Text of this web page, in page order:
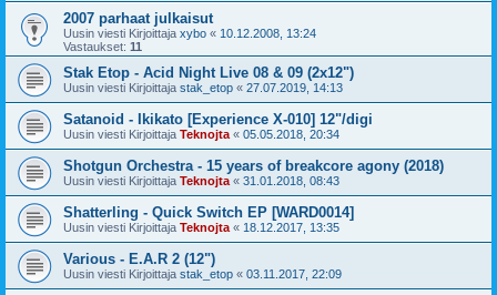
2007 parhaat julkaisut
Uusin viesti Kirjoittaja xybo « 10.12.2008, 13:24
Vastaukset: 11
Stak Etop - Acid Night Live 08 & 09 (2x12")
Uusin viesti Kirjoittaja stak_etop « 27.07.2019, 14:13
Satanoid - Ikikato [Experience X-010] 12"/digi
Uusin viesti Kirjoittaja Teknojta « 05.05.2018, 20:34
Shotgun Orchestra - 15 years of breakcore agony (2018)
Uusin viesti Kirjoittaja Teknojta « 31.01.2018, 08:43
Shatterling - Quick Switch EP [WARD0014]
Uusin viesti Kirjoittaja Teknojta « 18.12.2017, 13:35
Various - E.A.R 2 (12")
Uusin viesti Kirjoittaja stak_etop « 03.11.2017, 22:09